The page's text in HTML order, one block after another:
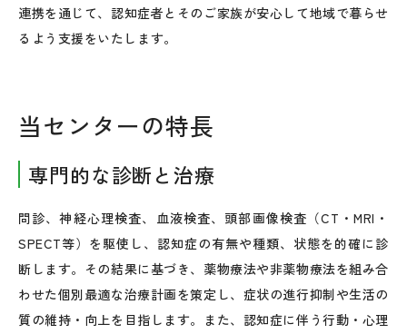
連携を通じて、認知症者とそのご家族が安心して地域で暮らせ
るよう支援をいたします。
当センターの特長
専門的な診断と治療
問診、神経心理検査、血液検査、頭部画像検査（CT・MRI・
SPECT等）を駆使し、認知症の有無や種類、状態を的確に診
断します。その結果に基づき、薬物療法や非薬物療法を組み合
わせた個別最適な治療計画を策定し、症状の進行抑制や生活の
質の維持・向上を目指します。また、認知症に伴う行動・心理